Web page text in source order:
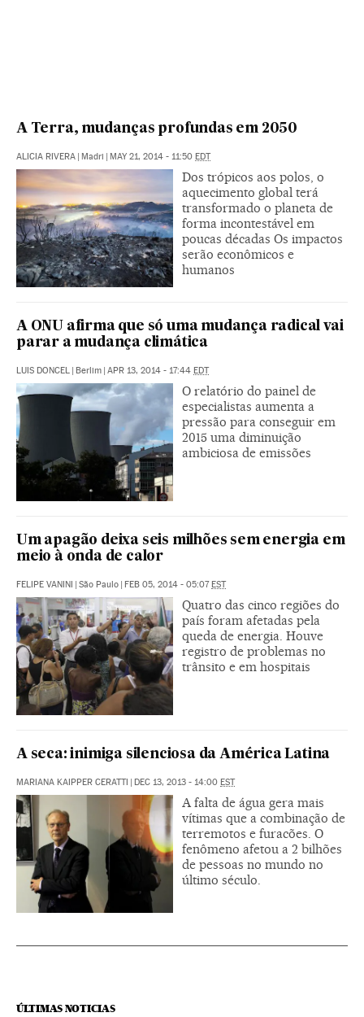
A Terra, mudanças profundas em 2050
ALICIA RIVERA | Madri | MAY 21, 2014 - 11:50 EDT
Dos trópicos aos polos, o
aquecimento global terá
transformado o planeta de
forma incontestável em
poucas décadas Os impactos
serão econômicos e
humanos
A ONU afirma que só uma mudança radical vai
parar a mudança climática
LUIS DONCEL | Berlim | APR 13, 2014 - 17:44 EDT
O relatório do painel de
especialistas aumenta a
pressão para conseguir em
2015 uma diminuição
ambiciosa de emissões
Um apagão deixa seis milhões sem energia em
meio à onda de calor
FELIPE VANINI | São Paulo | FEB 05, 2014 - 05:07EST
Quatro das cinco regiões do
país foram afetadas pela
queda de energia. Houve
registro de problemas no
trânsito e em hospitais
A seca: inimiga silenciosa da América Latina
MARIANA KAIPPER CERATTI | DEC 13, 2013 - 14:00 EST
A falta de água gera mais
vítimas que a combinação de
terremotos e furacões. O
fenômeno afetou a 2 bilhões
de pessoas no mundo no
último século.
ÚLTIMAS NOTICIAS